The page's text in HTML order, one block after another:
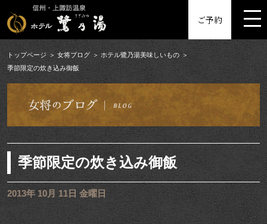
ご予約
トップページ 女将ブログ
ホテル鷺乃湯美味しいもの
季節限定の炊き込み御飯
季節限定の炊き込み御飯
2013年 10月 11日 金曜日